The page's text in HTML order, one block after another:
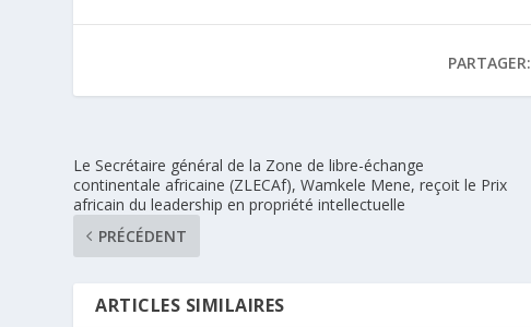
PARTAGER:
Le Secrétaire général de la Zone de libre-échange
continentale africaine (ZLECAf), Wamkele Mene, reçoit le Prix
africain du leadership en propriété intellectuelle
PRÉCÉDENT
ARTICLES SIMILAIRES